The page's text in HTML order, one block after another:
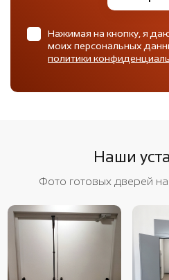
Нажимая на кнопку, я
моих персональных
политики
Наши
Фото готовых дверей